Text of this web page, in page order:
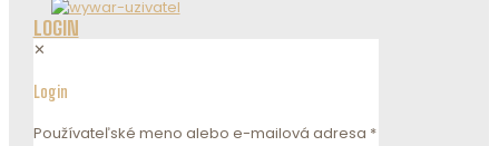
LOGIN
✕
Login
Používateľské meno alebo e-mailová adresa *